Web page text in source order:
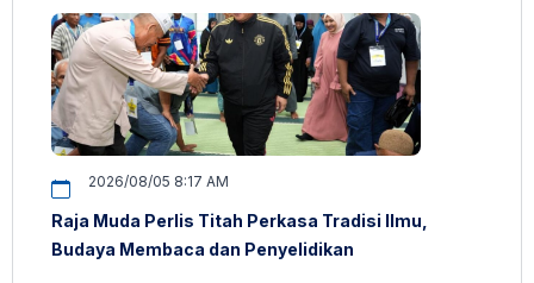
2026/08/05 8:17 AM
Raja Muda Perlis Titah Perkasa Tradisi Ilmu,
Budaya Membaca dan Penyelidikan